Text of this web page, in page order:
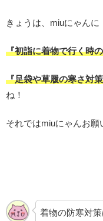
きょうは、miuにゃんに
『初詣に着物で行く時
『足袋や草履の寒さ対
ね！
それではmiuにゃんお願
着物の防寒対策